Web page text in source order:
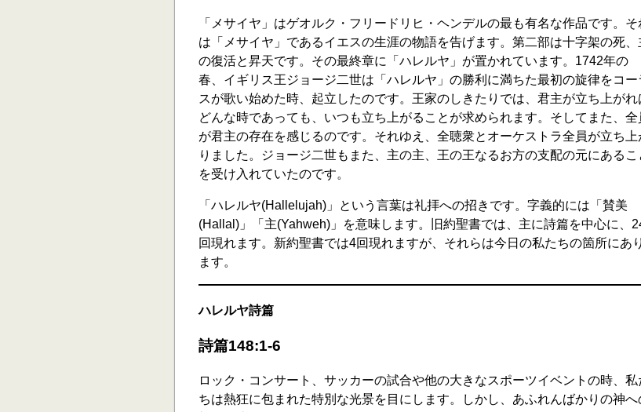
「メサイヤ」はゲオルク・フリードリヒ・ヘンデルの最も有名な作品です。そ
は「メサイヤ」であるイエスの生涯の物語を告げます。第二部は十字架の死、
の復活と昇天です。その最終章に「ハレルヤ」が置かれています。1742年の
春、イギリス王ジョージ二世は「ハレルヤ」の勝利に満ちた最初の旋律をコー
スが歌い始めた時、起立したのです。王家のしきたりでは、君主が立ち上がれ
どんな時であっても、いつも立ち上がることが求められます。そしてまた、全
が君主の存在を感じるのです。それゆえ、全聴衆とオーケストラ全員が立ち上
りました。ジョージ二世もまた、主の主、王の王なるお方の支配の元にあるこ
を受け入れていたのです。
「ハレルヤ(Hallelujah)」という言葉は礼拝への招きです。字義的には「賛美
(Hallal)」「主(Yahweh)」を意味します。旧約聖書では、主に詩篇を中心に、
回現れます。新約聖書では4回現れますが、それらは今日の私たちの箇所にあり
ます。
ハレルヤ詩篇
詩篇148:1-6
ロック・コンサート、サッカーの試合や他の大きなスポーツイベントの時、私
ちは熱狂に包まれた特別な光景を目にします。しかし、あふれんばかりの神へ